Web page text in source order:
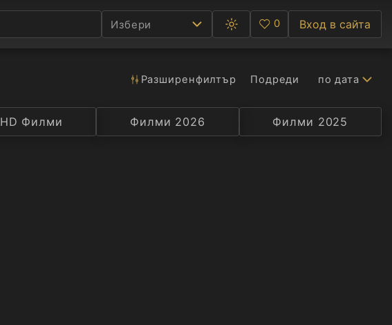
Избери
Превключване
между
светла
Любими
0 Вход в сайта
Разширенфилтър Подреди по дата
Рейтинг Селекция Превод Актьор
HD Филми Филми 2026 Филми 2025